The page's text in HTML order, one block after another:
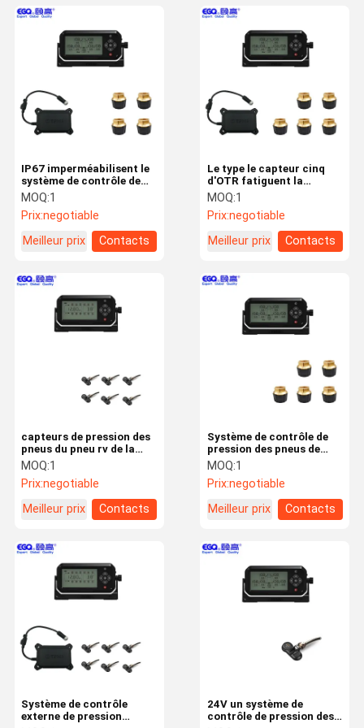
Le type le capteur cinq
d'OTR fatiguent la
pression de camion pro
TPMS pour des
remorques de rv
MOQ:1
Prix:negotiable
Meilleur prix
Contacts
IP67 imperméabilisent le
système de contrôle de
pression des pneus de
433,92 mégahertz rv
MOQ:1
Prix:negotiable
Meilleur prix
Contacts
Système de contrôle de
pression des pneus de
camion de roue de
l'affichage numérique 5
MOQ:1
Prix:negotiable
Meilleur prix
Contacts
capteurs de pression des
pneus du pneu rv de la
radio six de l'alarme
433.92MHZ
MOQ:1
Prix:negotiable
Meilleur prix
Contacts
24V un système de
contrôle de pression des
Système de contrôle
externe de pression